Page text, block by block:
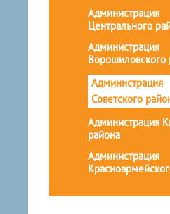
Администрация
Центрального
Администрация
Ворошиловского
Администрация
Советского
Администрация
района
Администрация